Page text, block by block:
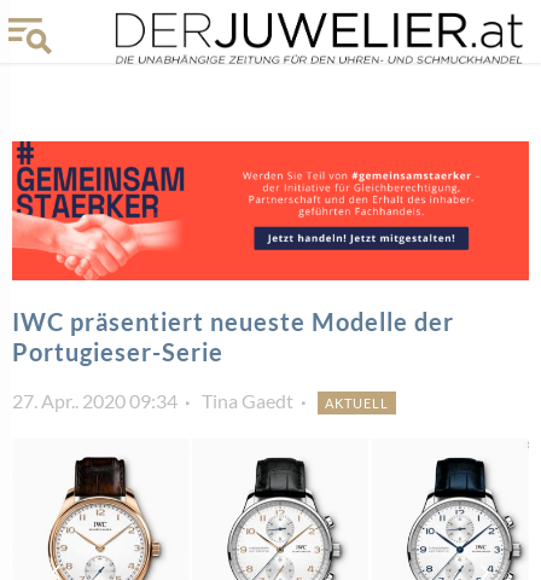
IWC präsentiert neueste Modelle der
Portugieser-Serie
27. Apr.. 2020 09:34 Tina Gaedt AKTUELL